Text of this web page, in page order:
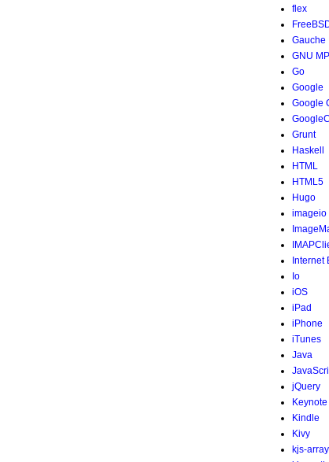
flex
Gauche
GNU
Go
Google
Google
Grunt
Haskell
HTML
HTML5
Hugo
imageio
Internet
Io
iOS
iPad
iPhone
iTunes
Java
jQuery
Keynote
Kindle
Kivy
kjs-array